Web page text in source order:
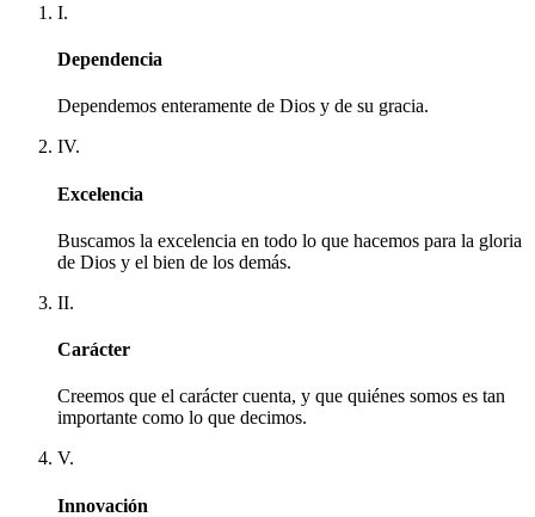
I.
Dependencia
Dependemos enteramente de Dios y de su gracia.
IV.
Excelencia
Buscamos la excelencia en todo lo que hacemos para la gloria
de Dios y el bien de los demás.
II.
Carácter
Creemos que el carácter cuenta, y que quiénes somos es tan
importante como lo que decimos.
V.
Innovación